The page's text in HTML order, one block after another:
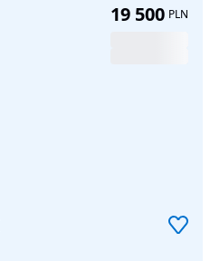
19 500 PLN